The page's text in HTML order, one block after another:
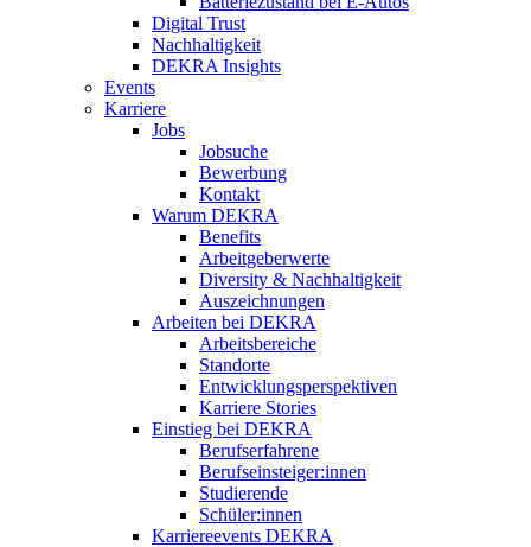
Digital Trust
Nachhaltigkeit
DEKRA Insights
Events
Karriere
Jobs
Jobsuche
Bewerbung
Kontakt
Warum DEKRA
Benefits
Arbeitgeberwerte
Diversity & Nachhaltigkeit
Auszeichnungen
Arbeiten bei DEKRA
Arbeitsbereiche
Standorte
Entwicklungsperspektiven
Karriere Stories
Einstieg bei DEKRA
Berufserfahrene
Berufseinsteiger:innen
Studierende
Schüler:innen
Karriereevents DEKRA